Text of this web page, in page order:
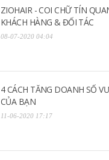
ZIOHAIR - COI CHỮ TÍN
KHÁCH HÀNG & ĐỐI TÁC
08-07-2020 04:04
4 CÁCH TĂNG DOANH SỐ
CỦA BẠN
11-06-2020 17:17